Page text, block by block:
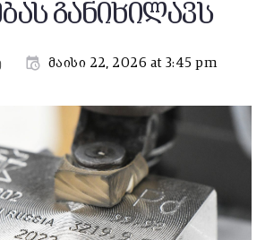
განიხილავს
მაისი 22, 2026 at 3:45 pm